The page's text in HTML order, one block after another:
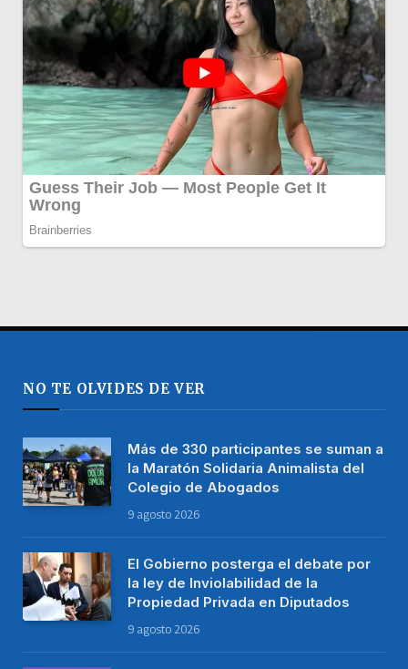
NO TE OLVIDES DE VER
Más de 330 participantes se suman a
la Maratón Solidaria Animalista del
Colegio de Abogados
9 agosto 2026
El Gobierno posterga el debate por
la ley de Inviolabilidad de la
Propiedad Privada en Diputados
9 agosto 2026